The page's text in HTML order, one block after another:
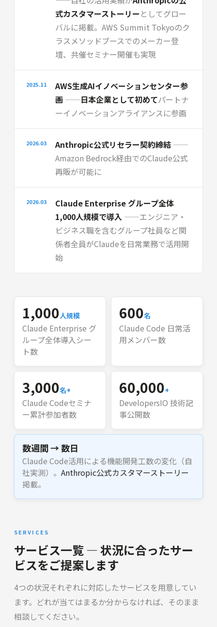
式カスタマーストーリー としてグロー
バルに掲載。AWS Summit Tokyoのク
ラスメソッドブースでのメーカー登
壇、共催セミナー開催も実現
2025.11
AWS生成AIイノベーションセンター参
画——日本企業として初めてパートナ
ーイノベーションアライアンスに参画
2026.03 Anthropic公式リセラー契約締結——
Amazon Bedrock経由でのClaude公式
再販が可能に
2026.03
Claude Enterprise グループ全体
1,000人規模で導入——エンジニア・
ビジネス職を含むグループ社員など関
係者全員がClaudeを日常業務で活用開
始
1,000人規模
Claude Enterprise グ
ループ全体導入シー
ト数
600名
Claude Code 日常活
用メンバー数
3,000名+
Claude Codeセミナ
ー累計参加者数
60,000+
DevelopersIO 技術記
事公開数
数週間 → 数日
Claude Code活用による機能開発工数の変化（自
社実測）。 Anthropic公式カスタマーストーリー
掲載。
SERVICES
サービス一覧 — 状況に合ったサー
ビスをご提案します
4つの状況それぞれに対応したサービスを用意してい
ます。どれが当てはまるか分からなければ、そのまま
相談してください。